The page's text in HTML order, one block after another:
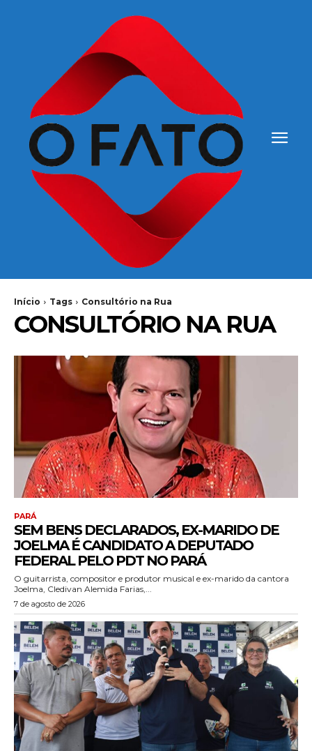
Início Tags Consultório na Rua
CONSULTÓRIO NA RUA
PARÁ
SEM BENS DECLARADOS, EX-MARIDO DE
JOELMA É CANDIDATO A DEPUTADO
FEDERAL PELO PDT NO PARÁ
O guitarrista, compositor e produtor musical e ex-marido da cantora
Joelma, Cledivan Alemida Farias,...
7 de agosto de 2026